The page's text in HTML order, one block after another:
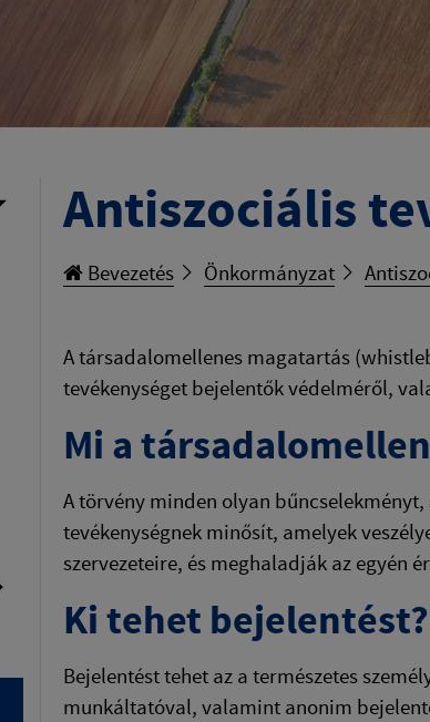
Antiszociális
Bevezetés Önkormányzat
A társadalomellenes magatartás
tevékenységet bejelentők védelméről,
Mi a
A törvény minden olyan
tevékenységnek minősít, amelyek
szervezeteire, és meghaladják az egyén
Ki tehet bejelentést?
Bejelentést tehet az a természetes
munkáltatóval, valamint anonim